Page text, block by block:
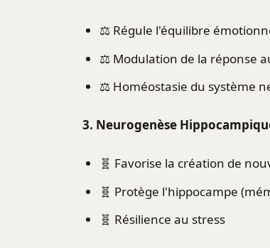
⚖️ Régule l'équilibre
⚖️ Modulation de la réponse
⚖️ Homéostasie du système
3. Neurogenèse
🧬 Favorise la création de
🧬 Protège l'hippocampe
🧬 Résilience au stress